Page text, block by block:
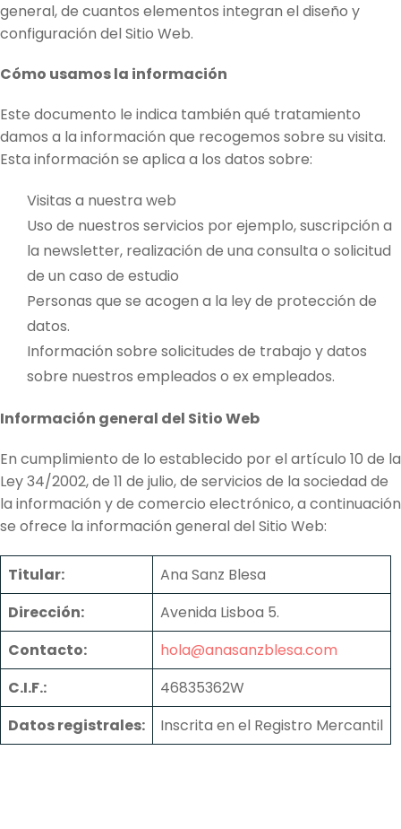
general, de cuantos elementos integran el diseño y
configuración del Sitio Web.
Cómo usamos la información
Este documento le indica también qué tratamiento
damos a la información que recogemos sobre su visita.
Esta información se aplica a los datos sobre:
Visitas a nuestra web
Uso de nuestros servicios por ejemplo, suscripción a
la newsletter, realización de una consulta o solicitud
de un caso de estudio
Personas que se acogen a la ley de protección de
datos.
Información sobre solicitudes de trabajo y datos
sobre nuestros empleados o ex empleados.
Información general del Sitio Web
En cumplimiento de lo establecido por el artículo 10 de la
Ley 34/2002, de 11 de julio, de servicios de la sociedad de
la información y de comercio electrónico, a continuación
se ofrece la información general del Sitio Web:
Titular:
Ana Sanz Blesa
Dirección:
Avenida Lisboa 5.
Contacto:
hola@anasanzblesa.com
C.I.F.:
46835362W
Datos registrales:
Inscrita en el Registro Mercantil